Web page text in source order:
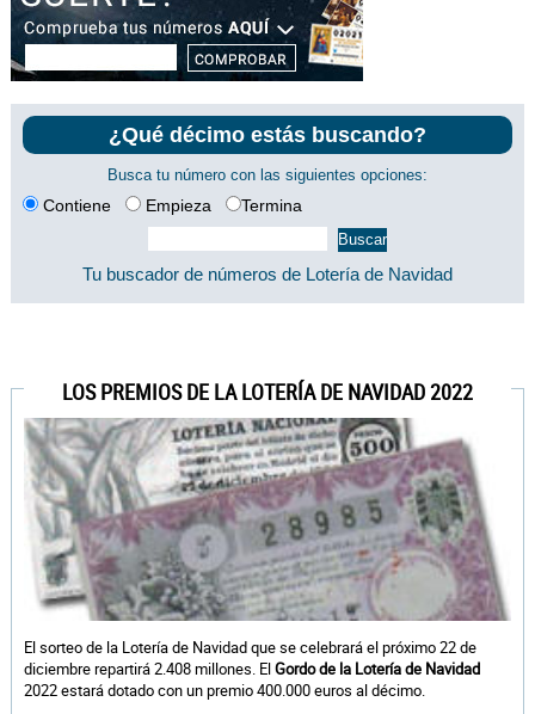
¿Qué décimo estás buscando?
Busca tu número con las siguientes opciones:
Contiene Empieza Termina
Tu buscador de números de Lotería de Navidad
LOS PREMIOS DE LA LOTERÍA DE NAVIDAD 2022
El sorteo de la Lotería de Navidad que se celebrará el próximo 22 de
diciembre repartirá 2.408 millones. ElGordo de la Lotería de Navidad
2022 estará dotado con un premio 400.000 euros al décimo.